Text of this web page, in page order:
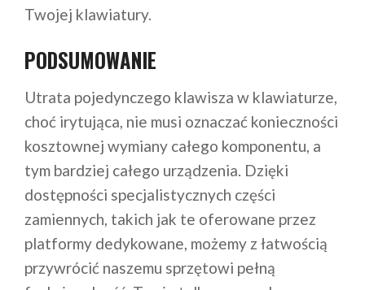
Twojej klawiatury.
PODSUMOWANIE
Utrata pojedynczego klawisza w klawiaturze,
choć irytująca, nie musi oznaczać konieczności
kosztownej wymiany całego komponentu, a
tym bardziej całego urządzenia. Dzięki
dostępności specjalistycznych części
zamiennych, takich jak te oferowane przez
platformy dedykowane, możemy z łatwością
przywrócić naszemu sprzętowi pełną